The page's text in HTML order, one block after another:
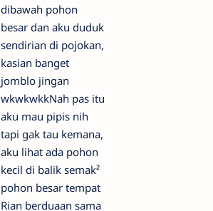
dibawah pohon
besar dan aku duduk
sendirian di pojokan,
kasian banget
jomblo jingan
wkwkwkkNah pas itu
aku mau pipis nih
tapi gak tau kemana,
aku lihat ada pohon
kecil di balik semak²
pohon besar tempat
Rian berduaan sama